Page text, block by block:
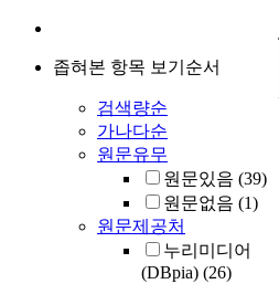
좁혀본 항목 보기순서
검색량순
가나다순
원문유무
원문있음 (39)
원문없음 (1)
원문제공처
누리미디어
(DBpia) (26)